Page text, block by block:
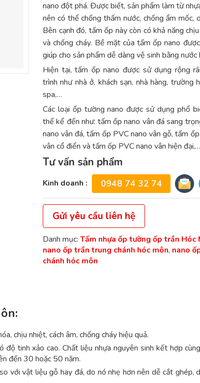
nano đột phá. Được biết, sản phẩm làm từ
nên có thể chống thấm nước, chống ẩm mốc,
Bên cạnh đó, tấm ốp này còn có khả năng
và chống cháy. Bề mặt của tấm ốp nano
giúp cho sản phẩm dễ dàng vệ sinh bằng nước
Hiện tại, tấm ốp nano được sử dụng rộng
trình như nhà ở, khách sạn, nhà hàng, trường
spa,…
Các loại ốp tường nano được sử dụng phổ
thể kể đến như: tấm ốp nano vân đá sang
nano vân đá, tấm ốp PVC nano vân gỗ, tấm
vân cổ điển và tấm ốp PVC nano vân hiện đại,…
Tư vấn sản phẩm
Kinh doanh : 0948 74 32 74
Gửi yêu cầu liên hệ
Danh mục: Tấm nhựa ốp tường ốp trần Hóc
nano ốp trần trung chánh hóc môn, nano
chánh hóc môn
chịu nhiệt, cách âm, chống cháy hiệu quả.
độ tinh xảo cao. Chất liệu nhựa nguyên sinh kết hợp
đến 30 hoặc 50 năm.
với vật liệu gỗ hay đá, do nó nhẹ hơn nên dễ cắt ghép,